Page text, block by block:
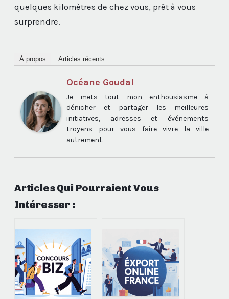
quelques kilomètres de chez vous, prêt à vous
surprendre.
À propos Articles récents
Océane Goudal
Je mets tout mon enthousiasme à
dénicher et partager les meilleures
initiatives, adresses et événements
troyens pour vous faire vivre la ville
autrement.
Articles Qui Pourraient Vous
Intéresser :